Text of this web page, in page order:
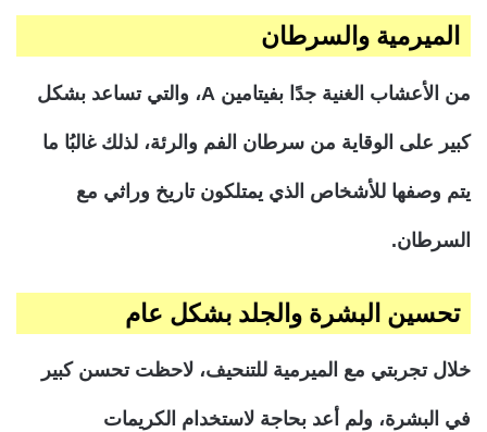
الميرمية والسرطان
من الأعشاب الغنية جدًا بفيتامين A، والتي تساعد بشكل
كبير على الوقاية من سرطان الفم والرئة، لذلك غالبُا ما
يتم وصفها للأشخاص الذي يمتلكون تاريخ وراثي مع
السرطان.
تحسين البشرة والجلد بشكل عام
خلال تجربتي مع الميرمية للتنحيف، لاحظت تحسن كبير
في البشرة، ولم أعد بحاجة لاستخدام الكريمات